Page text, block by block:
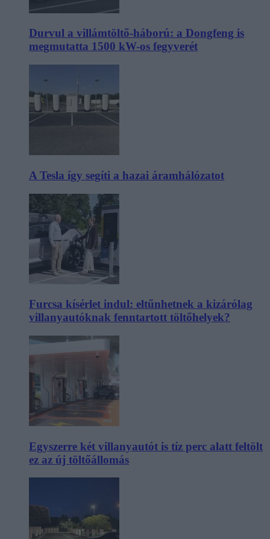
Durvul a villámtöltő-háború: a Dongfeng is
megmutatta 1500 kW-os fegyverét
A Tesla így segíti a hazai áramhálózatot
Furcsa kísérlet indul: eltűnhetnek a kizárólag
villanyautóknak fenntartott töltőhelyek?
Egyszerre két villanyautót is tíz perc alatt feltölt
ez az új töltőállomás